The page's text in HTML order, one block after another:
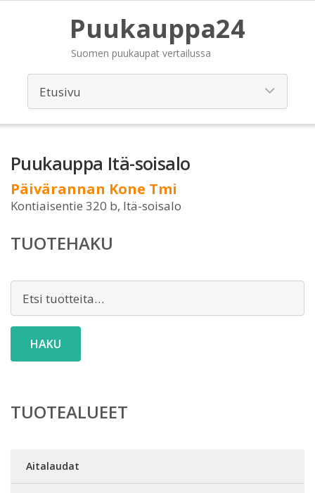
Puukauppa24
Suomen puukaupat vertailussa
Puukauppa Itä-soisalo
Päivärannan Kone Tmi
Kontiaisentie 320 b, Itä-soisalo
TUOTEHAKU
HAKU
TUOTEALUEET
Aitalaudat